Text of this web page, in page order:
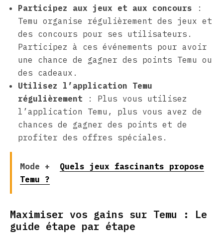
Participez aux jeux et aux concours :
Temu organise régulièrement des jeux et
des concours pour ses utilisateurs.
Participez à ces événements pour avoir
une chance de gagner des points Temu ou
des cadeaux.
Utilisez l’application Temu
régulièrement : Plus vous utilisez
l’application Temu, plus vous avez de
chances de gagner des points et de
profiter des offres spéciales.
Mode +
Quels jeux fascinants propose
Temu ?
Maximiser vos gains sur Temu : Le
guide étape par étape